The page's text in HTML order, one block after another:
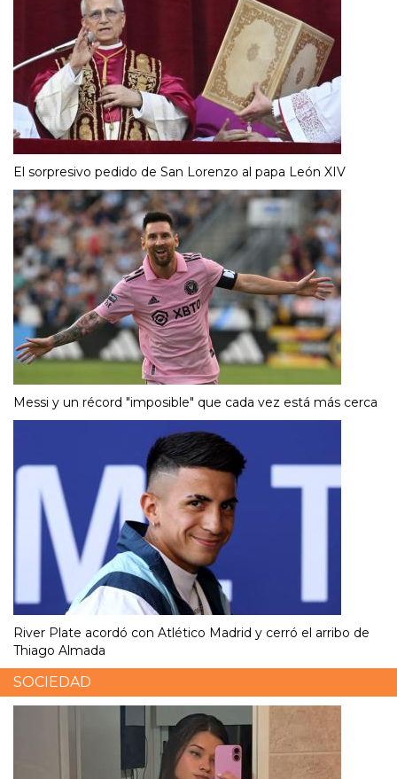
El sorpresivo pedido de San Lorenzo al papa León XIV
Messi y un récord "imposible" que cada vez está más cerca
River Plate acordó con Atlético Madrid y cerró el arribo de
Thiago Almada
SOCIEDAD